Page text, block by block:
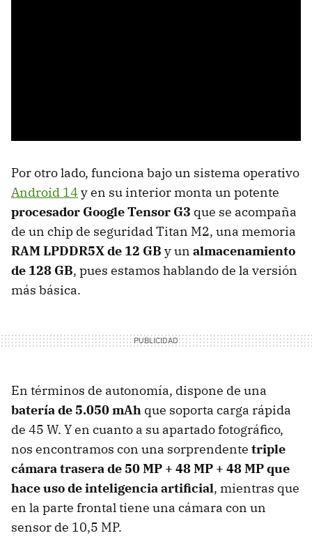
Por otro lado, funciona bajo un sistema operativo
Android 14 y en su interior monta un potente
procesador Google Tensor G3 que se acompaña
de un chip de seguridad Titan M2, una memoria
RAM LPDDR5X de 12 GB y un almacenamiento
de 128 GB, pues estamos hablando de la versión
más básica.
En términos de autonomía, dispone de una
batería de 5.050 mAh que soporta carga rápida
de 45 W. Y en cuanto a su apartado fotográfico,
nos encontramos con una sorprendente triple
cámara trasera de 50 MP + 48 MP + 48 MP que
hace uso de inteligencia artificial, mientras que
en la parte frontal tiene una cámara con un
sensor de 10,5 MP.